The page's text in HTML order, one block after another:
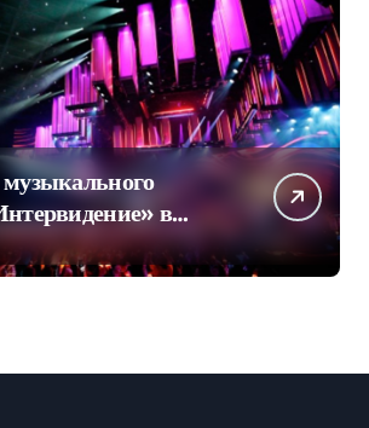
в
в 2026 году
вопросом